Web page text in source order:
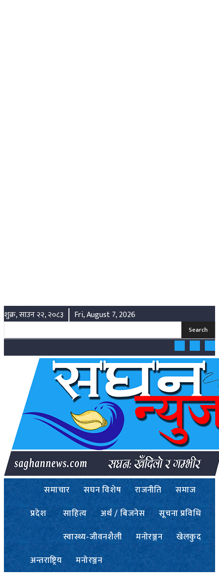
शुक्र, साउन २२, २०८३ Fri, August 7, 2026
Search
समाचार सघन विशेष राजनीति
समाज
प्रदेश
साहित्य अर्थ / बिजनेस
सूचना प्रविधि
स्वास्थ्य-जीवनशैली
मनोरञ्जन
खेलकुद
अन्तराष्ट्रिय
मनोरञ्जन